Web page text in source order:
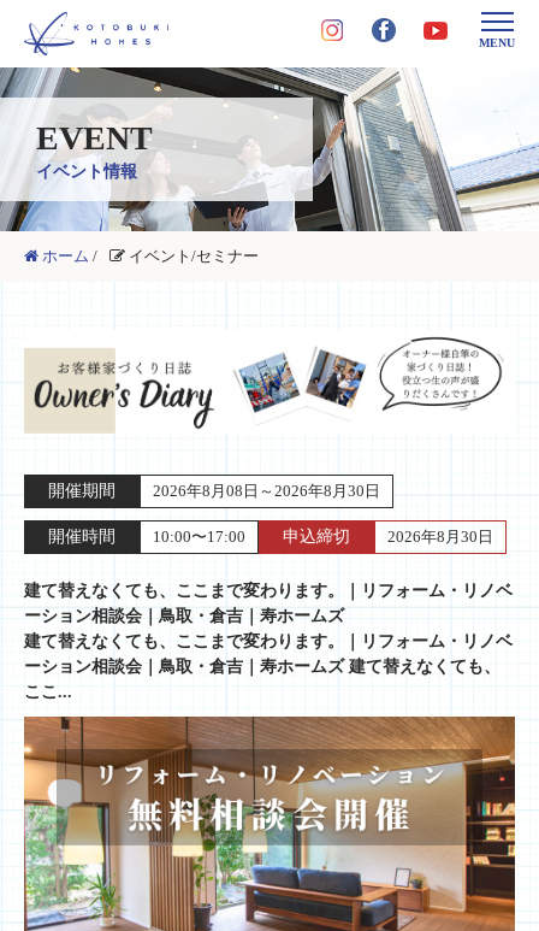
MENU
EVENT
イベント情報
ホーム / イベント/セミナー
開催期間 2026年8月08日～2026年8月30日
開催時間 10:00〜17:00 申込締切 2026年8月30日
建て替えなくても、ここまで変わります。｜リフォーム・リノベ
ーション相談会｜鳥取・倉吉｜寿ホームズ
建て替えなくても、ここまで変わります。｜リフォーム・リノベ
ーション相談会｜鳥取・倉吉｜寿ホームズ 建て替えなくても、
ここ...